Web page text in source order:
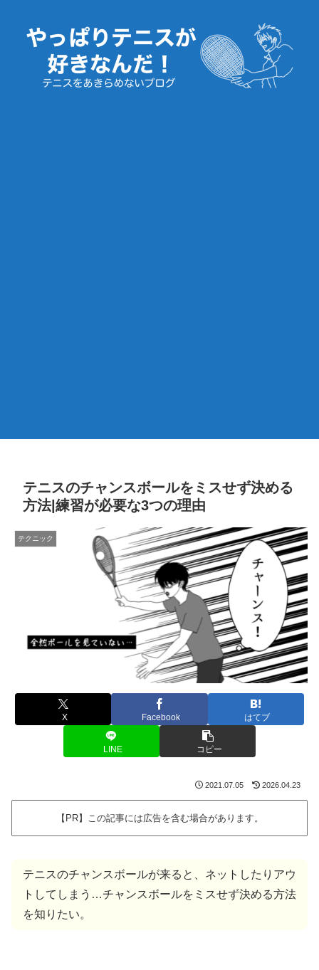
テニスのチャンスボールをミスせず決める
方法|練習が必要な3つの理由
テクニック
X Facebook はてブ
LINE コピー
2021.07.05 2026.04.23
【PR】この記事には広告を含む場合があります。
テニスのチャンスボールが来ると、ネットしたりアウ
トしてしまう…チャンスボールをミスせず決める方法
を知りたい。